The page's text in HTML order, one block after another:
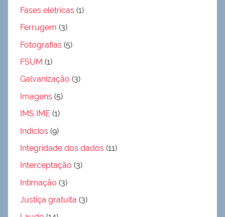
Fases elétricas (1)
Ferrugem (3)
Fotografias (5)
FSUM (1)
Galvanização (3)
Imagens (5)
IMS IME (1)
Indícios (9)
Integridade dos dados (11)
Interceptação (3)
Intimação (3)
Justiça gratuita (3)